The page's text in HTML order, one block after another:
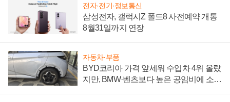
전자·전기·정보통신
삼성전자, 갤럭시Z 폴드8 사전예약 개통
8월31일까지 연장
자동차·부품
BYD코리아 가격 앞세워 수입차 4위 올랐
지만, BMW·벤츠보다 높은 공임비에 소비